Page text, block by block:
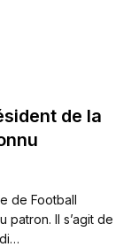
de la
de Football
patron. Il s’agit de